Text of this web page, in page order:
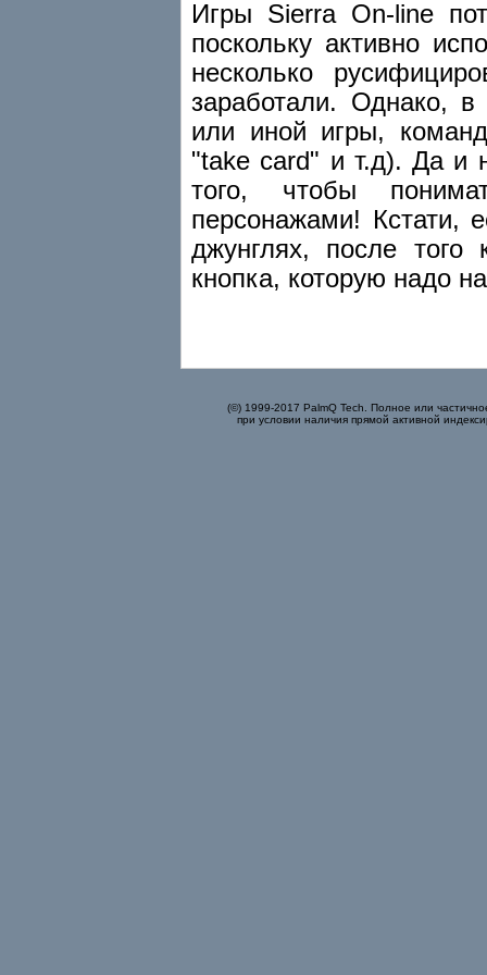
Игры Sierra On-line
поскольку активно
несколько
заработали. Однако, в
или иной игры,
"take card" и т.д). Да и
того, чтобы
персонажами! Кстати,
джунглях, после того
кнопка, которую надо
(©) 1999-2017 PalmQ Tech. Полное или
при условии наличия прямой активной